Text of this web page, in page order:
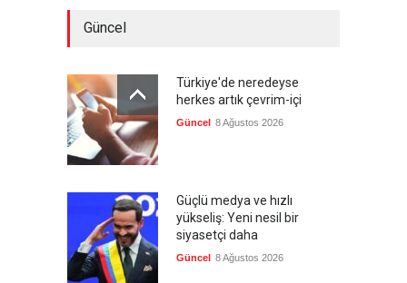
Güncel
Türkiye'de neredeyse
herkes artık çevrim-içi
Güncel 8 Ağustos 2026
Güçlü medya ve hızlı
yükseliş: Yeni nesil bir
siyasetçi daha
Güncel 8 Ağustos 2026